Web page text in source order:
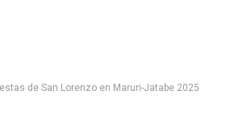
de San Lorenzo en Maruri-Jatabe 2025